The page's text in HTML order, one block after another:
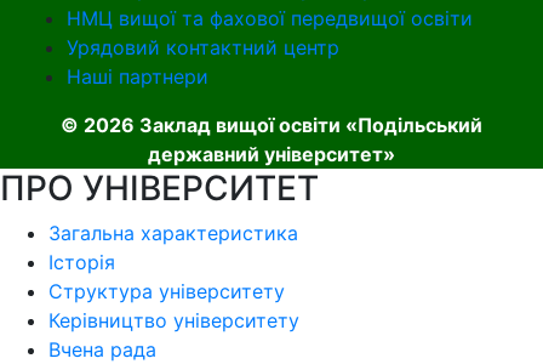
НМЦ вищої та фахової передвищої освіти
Урядовий контактний центр
Наші партнери
© 2026 Заклад вищої освіти «Подільський
державний університет»
ПРО УНІВЕРСИТЕТ
Загальна характеристика
Історія
Структура університету
Керівництво університету
Вчена рада